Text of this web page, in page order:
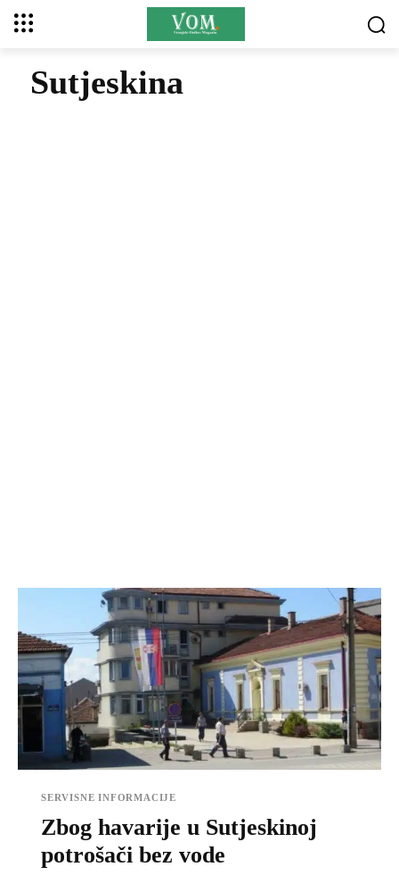
Sutjeskina
SERVISNE INFORMACIJE
Zbog havarije u Sutjeskinoj
potrošači bez vode